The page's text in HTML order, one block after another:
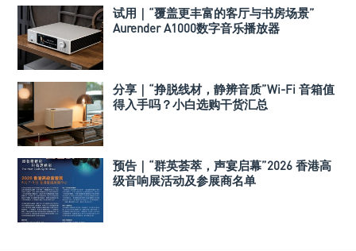
试用｜“覆盖更丰富的客厅与书房场景”
Aurender A1000数字音乐播放器
分享｜“挣脱线材，静辨音质”Wi-Fi 音箱值
得入手吗？小白选购干货汇总
预告｜“群英荟萃，声宴启幕”2026 香港高
级音响展活动及参展商名单